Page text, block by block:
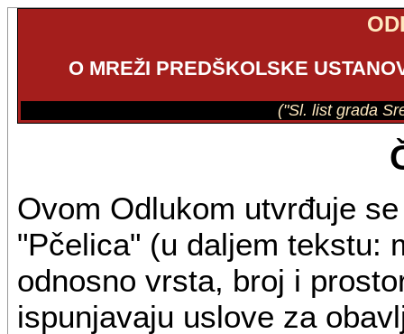
O MREŽI PREDŠKOLSKE
("Sl. list grada
Ovom Odlukom utvrđuje
"Pčelica" (u daljem tekstu:
odnosno vrsta, broj i
ispunjavaju uslove za